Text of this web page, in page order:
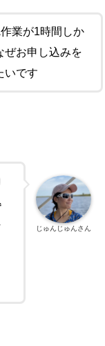
業が1時間しか
ぜお申し込みを
いです
じゅんじゅんさん